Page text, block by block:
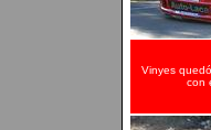
Vinyes
con